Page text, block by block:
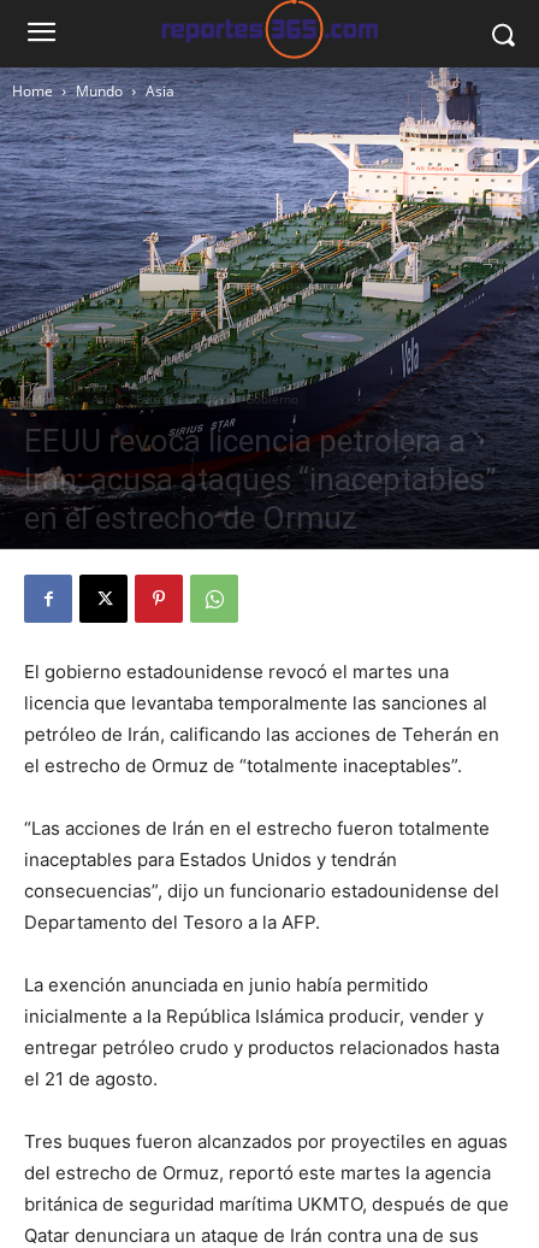
Home Mundo Asia
Mundo Asia Estados Unidos Gobierno
EEUU revoca licencia petrolera a
Irán; acusa ataques “inaceptables”
en el estrecho de Ormuz
By Julio Valdez - julio 7, 2026 15
El gobierno estadounidense revocó el martes una
licencia que levantaba temporalmente las sanciones al
petróleo de Irán, calificando las acciones de Teherán en
el estrecho de Ormuz de “totalmente inaceptables”.
“Las acciones de Irán en el estrecho fueron totalmente
inaceptables para Estados Unidos y tendrán
consecuencias”, dijo un funcionario estadounidense del
Departamento del Tesoro a la AFP.
La exención anunciada en junio había permitido
inicialmente a la República Islámica producir, vender y
entregar petróleo crudo y productos relacionados hasta
el 21 de agosto.
Tres buques fueron alcanzados por proyectiles en aguas
del estrecho de Ormuz, reportó este martes la agencia
británica de seguridad marítima UKMTO, después de que
Qatar denunciara un ataque de Irán contra una de sus